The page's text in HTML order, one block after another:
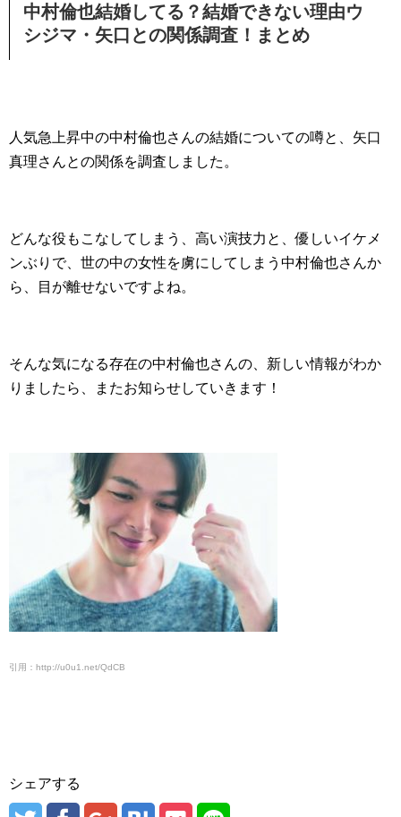
中村倫也結婚してる？結婚できない理由ウ
シジマ・矢口との関係調査！まとめ
人気急上昇中の中村倫也さんの結婚についての噂と、矢口
真理さんとの関係を調査しました。
どんな役もこなしてしまう、高い演技力と、優しいイケメ
ンぶりで、世の中の女性を虜にしてしまう中村倫也さんか
ら、目が離せないですよね。
そんな気になる存在の中村倫也さんの、新しい情報がわか
りましたら、またお知らせしていきます！
引用：http://u0u1.net/QdCB
シェアする